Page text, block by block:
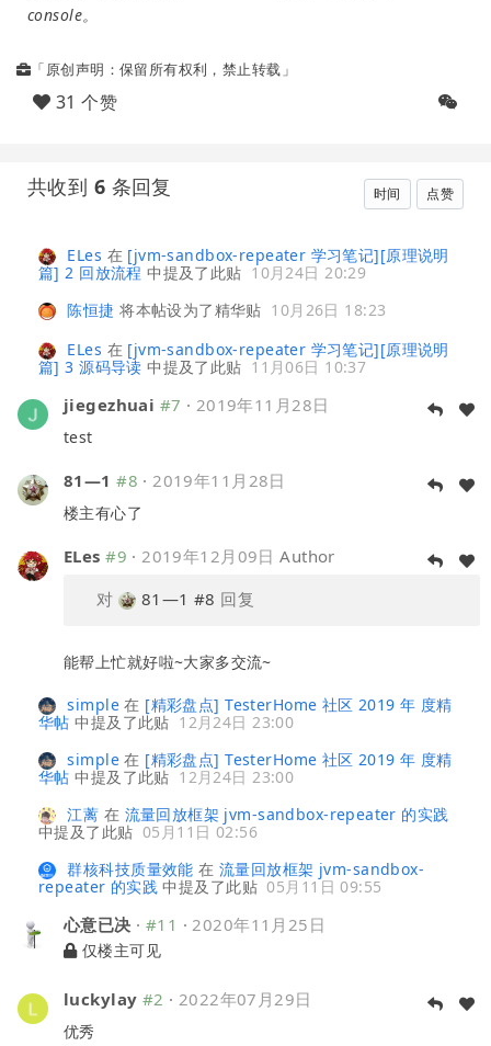
console。
「原创声明：保留所有权利，禁止转载」
31 个赞
共收到 6 条回复 时间 点赞
ELes 在 [jvm-sandbox-repeater 学习笔记][原理说明
篇] 2 回放流程 中提及了此贴 10月24日 20:29
陈恒捷 将本帖设为了精华贴 10月26日 18:23
ELes 在 [jvm-sandbox-repeater 学习笔记][原理说明
篇] 3 源码导读 中提及了此贴 11月06日 10:37
jiegezhuai #7 · 2019年11月28日
test
81—1 #8 ·2019年11月28日
楼主有心了
ELes #9 ·2019年12月09日 Author
对
81—1 #8 回复
能帮上忙就好啦~大家多交流~
simple在 [精彩盘点] TesterHome 社区 2019 年 度精
华帖 中提及了此贴 12月24日 23:00
simple在 [精彩盘点] TesterHome 社区 2019 年 度精
华帖 中提及了此贴 12月24日 23:00
江蓠 在 流量回放框架 jvm-sandbox-repeater 的实践
中提及了此贴 05月11日 02:56
群核科技质量效能 在流量回放框架 jvm-sandbox-
repeater 的实践 中提及了此贴 05月11日 09:55
心意已决 · #11 ·2020年11月25日
仅楼主可见
luckylay #2 · 2022年07月29日
优秀